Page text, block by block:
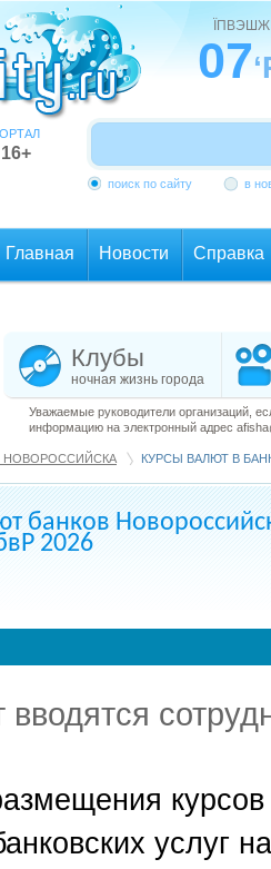
16+
07
поиск по сайту в
Главная Новости Справка
Клубы
ночная жизнь города
Уважаемые руководители организаций,
информацию на электронный адрес
НОВОРОССИЙСКА КУРСЫ ВАЛЮТ В
банков
2026
услуг